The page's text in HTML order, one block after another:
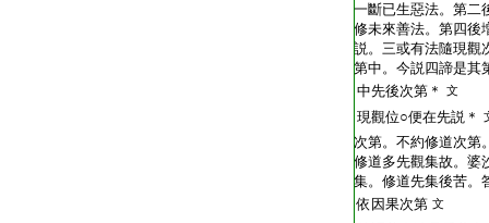
一斷已生惡法。第二
修未來善法。第四後
説。三或有法隨現觀
第中。今説四諦是其
中先後次第＊
文
現觀位○便在先説＊
次第。不約修道次第
修道多先觀集故。婆
集。修道先集後苦。
依因果次第 文